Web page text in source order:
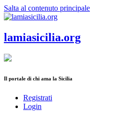
Salta al contenuto principale
lamiasicilia.org
Il portale di chi ama la Sicilia
Registrati
Login